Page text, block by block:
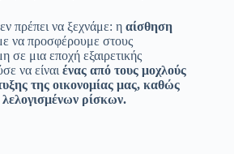
πρέπει να ξεχνάμε: η αίσθηση
να προσφέρουμε στους
σε μια εποχή εξαιρετικής
να είναι ένας από τους μοχλούς
της οικονομίας μας, καθώς
ρίσκων.